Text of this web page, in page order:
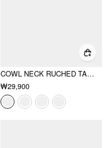
COWL NECK RUCHED TANK TOP WITH RHINESTONE
₩29,900